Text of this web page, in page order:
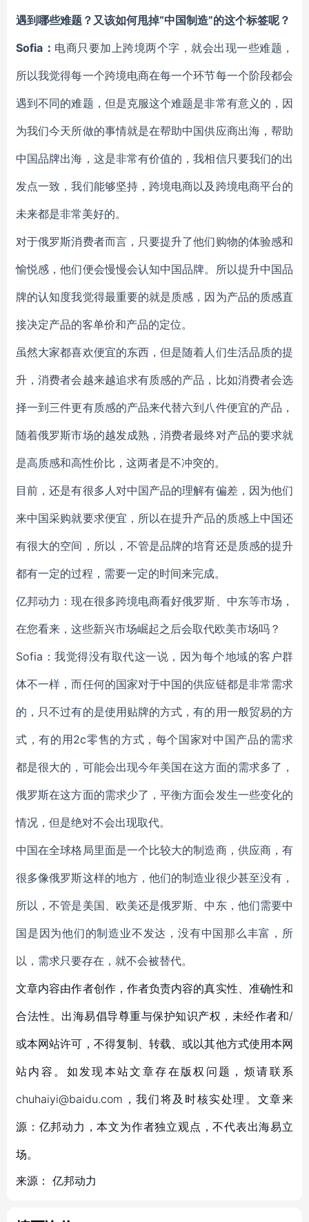
遇到哪些难题？又该如何甩掉“中国制造”的这个标签呢？
Sofia： 电商只要加上跨境两个字，就会出现一些难题，
所以我觉得每一个跨境电商在每一个环节每一个阶段都会
遇到不同的难题，但是克服这个难题是非常有意义的，因
为我们今天所做的事情就是在帮助中国供应商出海，帮助
中国品牌出海，这是非常有价值的，我相信只要我们的出
发点一致，我们能够坚持，跨境电商以及跨境电商平台的
未来都是非常美好的。
对于俄罗斯消费者而言，只要提升了他们购物的体验感和
愉悦感，他们便会慢慢会认知中国品牌。所以提升中国品
牌的认知度我觉得最重要的就是质感，因为产品的质感直
接决定产品的客单价和产品的定位。
虽然大家都喜欢便宜的东西，但是随着人们生活品质的提
升，消费者会越来越追求有质感的产品，比如消费者会选
择一到三件更有质感的产品来代替六到八件便宜的产品，
随着俄罗斯市场的越发成熟，消费者最终对产品的要求就
是高质感和高性价比，这两者是不冲突的。
目前，还是有很多人对中国产品的理解有偏差，因为他们
来中国采购就要求便宜，所以在提升产品的质感上中国还
有很大的空间，所以，不管是品牌的培育还是质感的提升
都有一定的过程，需要一定的时间来完成。
亿邦动力：现在很多跨境电商看好俄罗斯、中东等市场，
在您看来，这些新兴市场崛起之后会取代欧美市场吗？
Sofia：我觉得没有取代这一说，因为每个地域的客户群
体不一样，而任何的国家对于中国的供应链都是非常需求
的，只不过有的是使用贴牌的方式，有的用一般贸易的方
式，有的用2c零售的方式，每个国家对中国产品的需求
都是很大的，可能会出现今年美国在这方面的需求多了，
俄罗斯在这方面的需求少了，平衡方面会发生一些变化的
情况，但是绝对不会出现取代。
中国在全球格局里面是一个比较大的制造商，供应商，有
很多像俄罗斯这样的地方，他们的制造业很少甚至没有，
所以，不管是美国、欧美还是俄罗斯、中东，他们需要中
国是因为他们的制造业不发达，没有中国那么丰富，所
以，需求只要存在，就不会被替代。
文章内容由作者创作，作者负责内容的真实性、准确性和
合法性。出海易倡导尊重与保护知识产权，未经作者和/
或本网站许可，不得复制、转载、或以其他方式使用本网
站内容。如发现本站文章存在版权问题，烦请联系
chuhaiyi@baidu.com，我们将及时核实处理。文章来
源：亿邦动力，本文为作者独立观点，不代表出海易立
场。
来源： 亿邦动力